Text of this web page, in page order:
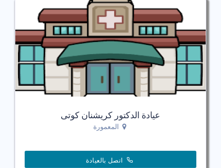
عيادة الدكتور كريشنان كوتى
المعمورة
اتصل بالعيادة